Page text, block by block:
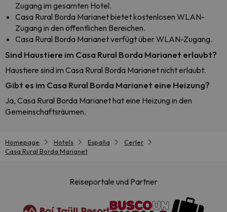
Zugang im gesamten Hotel.
Casa Rural Borda Marianet bietet kostenlosen WLAN-
Zugang in den öffentlichen Bereichen.
Casa Rural Borda Marianet verfügt über WLAN-Zugang.
Sind Haustiere im Casa Rural Borda Marianet erlaubt?
Haustiere sind im Casa Rural Borda Marianet nicht erlaubt.
Gibt es im Casa Rural Borda Marianet eine Heizung?
Ja, Casa Rural Borda Marianet hat eine Heizung in den
Gemeinschaftsräumen.
Homepage Hotels España
Cerler
Casa Rural Borda Marianet
Reiseportale und Partner